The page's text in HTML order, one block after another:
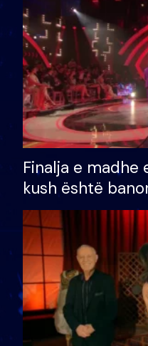
Finalja e madhe
kush është
shtëpinë dhe
të fituar çmimin